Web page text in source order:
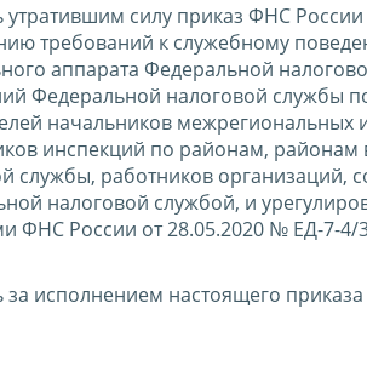
утратившим силу приказ ФНС
требований к служебному
аппарата Федеральной
Федеральной налоговой службы
начальников
инспекций по районам,
службы, работников организаций,
налоговой службой, и
ФНС России от 28.05.2020 № ЕД-7-4/
за исполнением настоящего